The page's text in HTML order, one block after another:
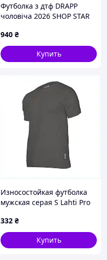
Футболка з дтф DRAPP
чоловіча 2026 SHOP STAR
940 ₴
Купить
Износостойкая футболка
мужская серая S Lahti Pro
332 ₴
Купить